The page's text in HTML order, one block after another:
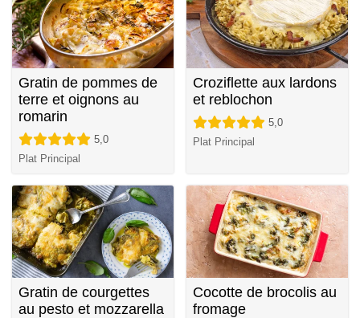
Gratin de pommes de
terre et oignons au
romarin
5,0
Plat Principal
Croziflette aux lardons
et reblochon
5,0
Plat Principal
Gratin de courgettes
au pesto et mozzarella
Cocotte de brocolis au
fromage